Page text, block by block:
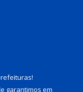
!
garantimos em